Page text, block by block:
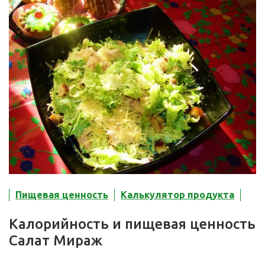
Пищевая ценность Калькулятор продукта
Калорийность и пищевая ценность
Салат Мираж